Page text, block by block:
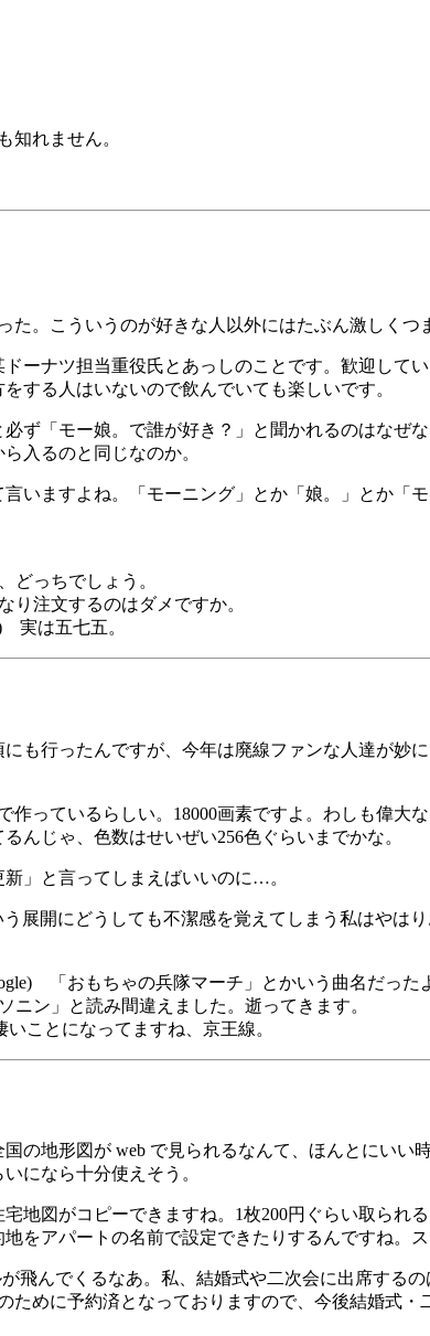
知れません。
た。こういうのが好きな人以外にはたぶん激しくつ
ーナツ担当重役氏とあっしのことです。歓迎して
する人はいないので飲んでいても楽しいです。
ず「モー娘。で誰が好き？」と聞かれるのはなぜ
入るのと同じなのか。
いますよね。「モーニング」とか「娘。」とか
どっちでしょう。
り注文するのはダメですか。
実は五七五。
も行ったんですが、今年は廃線ファンな人達が
作っているらしい。18000画素ですよ。わしも偉
んじゃ、色数はせいぜい256色ぐらいまでかな。
新」と言ってしまえばいいのに…。
展開にどうしても不潔感を覚えてしまう私はやはり
「おもちゃの兵隊マーチ」とかいう曲名だった
ニン」と読み間違えました。逝ってきます。
ことになってますね、京王線。
の地形図が web で見られるなんて、ほんとにい
になら十分使えそう。
地図がコピーできますね。1枚200円ぐらい取ら
をアパートの名前で設定できたりするんですね。
飛んでくるなあ。私、結婚式や二次会に出席する
ために予約済となっておりますので、今後結婚式